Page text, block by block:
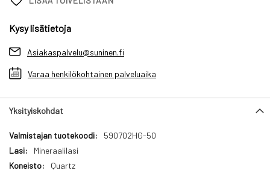
Kysy lisätietoja
Asiakaspalvelu@suninen.fi
Varaa henkilökohtainen palveluaika
Yksityiskohdat
Yksityiskohdat
590702HG-50
Mineraalilasi
Quartz